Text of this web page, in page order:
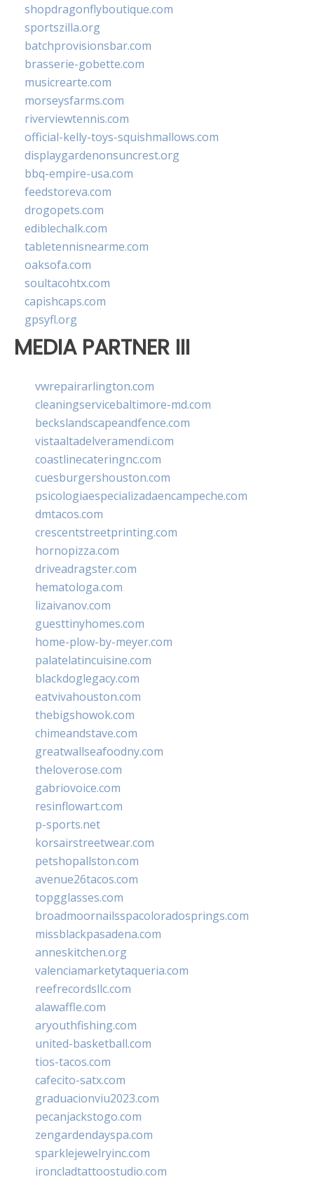
shopdragonflyboutique.com
sportszilla.org
batchprovisionsbar.com
brasserie-gobette.com
musicrearte.com
morseysfarms.com
riverviewtennis.com
official-kelly-toys-squishmallows.com
displaygardenonsuncrest.org
bbq-empire-usa.com
feedstoreva.com
drogopets.com
ediblechalk.com
tabletennisnearme.com
oaksofa.com
soultacohtx.com
capishcaps.com
gpsyfl.org
MEDIA PARTNER III
vwrepairarlington.com
cleaningservicebaltimore-md.com
beckslandscapeandfence.com
vistaaltadelveramendi.com
coastlinecateringnc.com
cuesburgershouston.com
psicologiaespecializadaencampeche.com
dmtacos.com
crescentstreetprinting.com
hornopizza.com
driveadragster.com
hematologa.com
lizaivanov.com
guesttinyhomes.com
home-plow-by-meyer.com
palatelatincuisine.com
blackdoglegacy.com
eatvivahouston.com
thebigshowok.com
chimeandstave.com
greatwallseafoodny.com
theloverose.com
gabriovoice.com
resinflowart.com
p-sports.net
korsairstreetwear.com
petshopallston.com
avenue26tacos.com
topgglasses.com
broadmoornailsspacoloradosprings.com
missblackpasadena.com
anneskitchen.org
valenciamarketytaqueria.com
reefrecordsllc.com
alawaffle.com
aryouthfishing.com
united-basketball.com
tios-tacos.com
cafecito-satx.com
graduacionviu2023.com
pecanjackstogo.com
zengardendayspa.com
sparklejewelryinc.com
ironcladtattoostudio.com